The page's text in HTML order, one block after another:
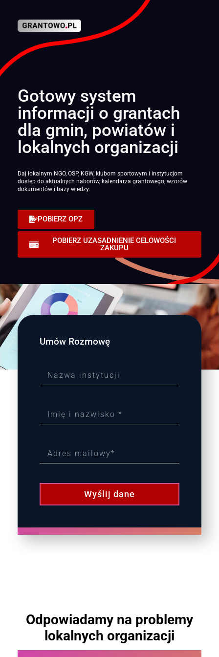
Gotowy system
informacji o grantach
dla gmin, powiatów i
lokalnych organizacji
Daj lokalnym NGO, OSP, KGW, klubom sportowym i instytucjom
dostęp do aktualnych naborów, kalendarza grantowego, wzorów
dokumentów i bazy wiedzy.
POBIERZ OPZ
POBIERZ UZASADNIENIE CELOWOŚCI
ZAKUPU
Umów Rozmowę
Wyślij dane
Odpowiadamy na problemy
lokalnych organizacji